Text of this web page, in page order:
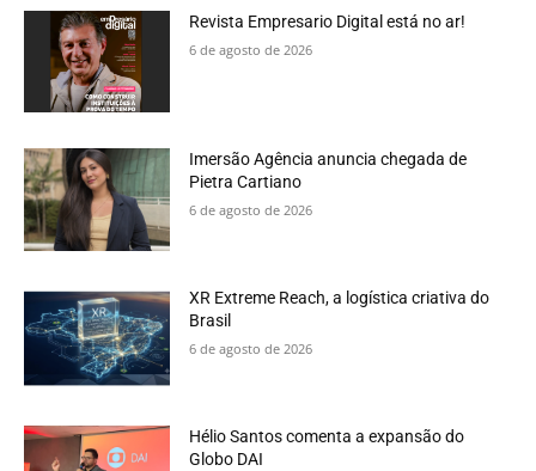
Revista Empresario Digital está no ar!
6 de agosto de 2026
Imersão Agência anuncia chegada de
Pietra Cartiano
6 de agosto de 2026
XR Extreme Reach, a logística criativa do
Brasil
6 de agosto de 2026
Hélio Santos comenta a expansão do
Globo DAI